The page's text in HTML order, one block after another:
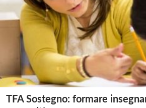
TFA Sostegno: formare